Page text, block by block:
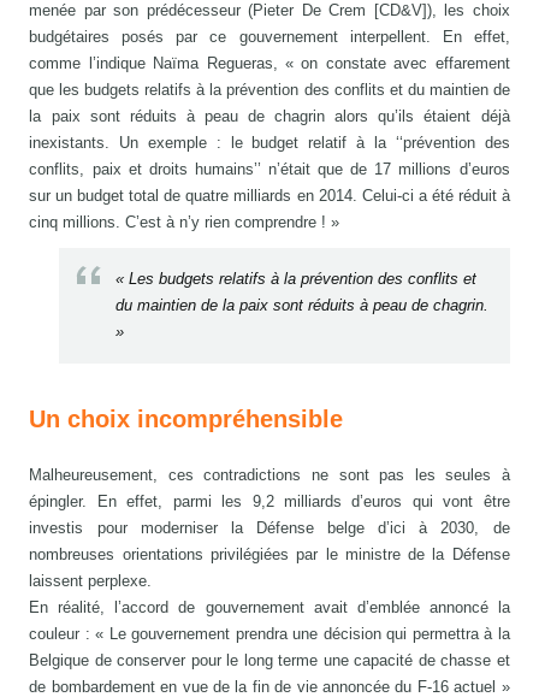
menée par son prédécesseur (Pieter De Crem [CD&V]), les choix
budgétaires posés par ce gouvernement interpellent. En effet,
comme l’indique Naïma Regueras, « on constate avec effarement
que les budgets relatifs à la prévention des conflits et du maintien de
la paix sont réduits à peau de chagrin alors qu’ils étaient déjà
inexistants. Un exemple : le budget relatif à la ‘‘prévention des
conflits, paix et droits humains’’ n’était que de 17 millions d’euros
sur un budget total de quatre milliards en 2014. Celui-ci a été réduit à
cinq millions. C’est à n’y rien comprendre ! »
« Les budgets relatifs à la prévention des conflits et
du maintien de la paix sont réduits à peau de chagrin.
»
Un choix incompréhensible
Malheureusement, ces contradictions ne sont pas les seules à
épingler. En effet, parmi les 9,2 milliards d’euros qui vont être
investis pour moderniser la Défense belge d’ici à 2030, de
nombreuses orientations privilégiées par le ministre de la Défense
laissent perplexe.
En réalité, l’accord de gouvernement avait d’emblée annoncé la
couleur : « Le gouvernement prendra une décision qui permettra à la
Belgique de conserver pour le long terme une capacité de chasse et
de bombardement en vue de la fin de vie annoncée du F-16 actuel »